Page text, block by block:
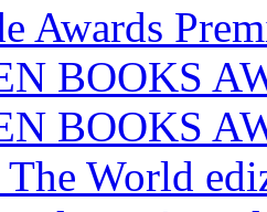
Awards
BOOKS
BOOKS
World